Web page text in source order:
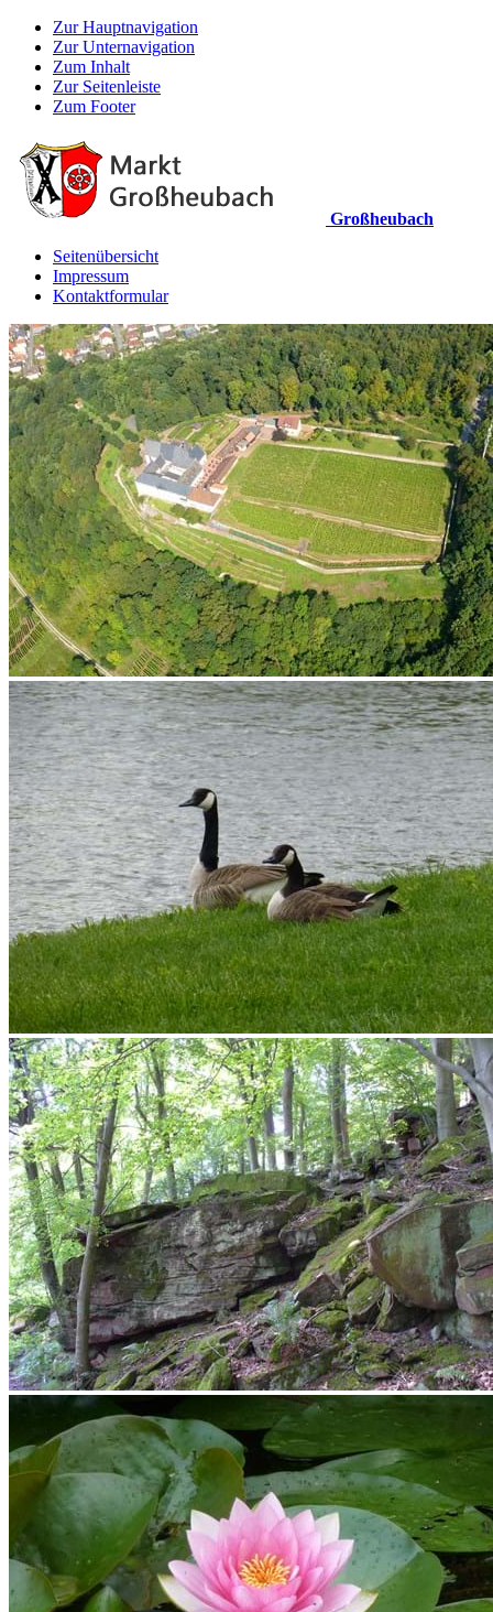
Zur Hauptnavigation
Zur Unternavigation
Zum Inhalt
Zur Seitenleiste
Zum Footer
Großheubach
Seitenübersicht
Impressum
Kontaktformular